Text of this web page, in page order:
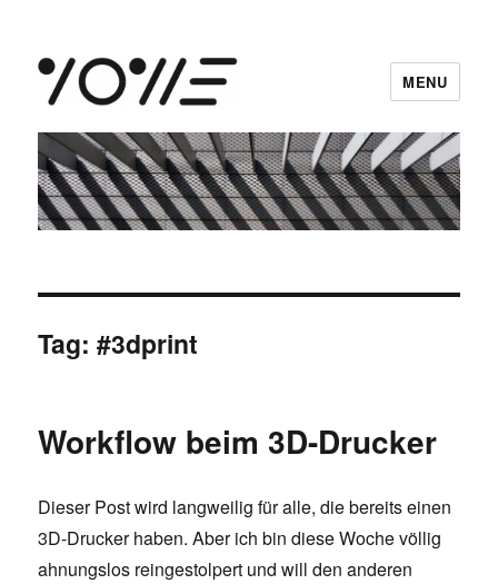
vowe dot net
MENU
Tag:#3dprint
Workflow beim 3D-Drucker
Dieser Post wird langweilig für alle, die bereits einen
3D-Drucker haben. Aber ich bin diese Woche völlig
ahnungslos reingestolpert und will den anderen